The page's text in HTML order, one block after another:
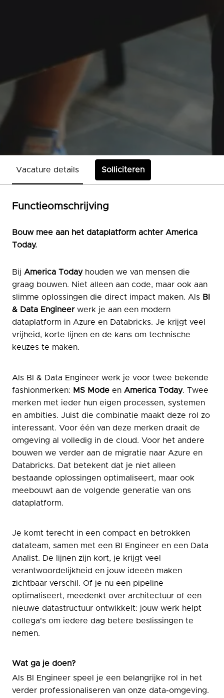
Vacature details Solliciteren
Functieomschrijving
Bouw mee aan het dataplatform achter America
Today.
Bij America Todayhouden we van mensen die
graag bouwen. Niet alleen aan code, maar ook aan
slimme oplossingen die direct impact maken. Als BI
& Data Engineerwerk je aan een modern
dataplatform in Azure en Databricks. Je krijgt veel
vrijheid, korte lijnen en de kans om technische
keuzes te maken.
Als BI & Data Engineer werk je voor twee bekende
fashionmerken: MS Mode en America Today. Twee
merken met ieder hun eigen processen, systemen
en ambities. Juist die combinatie maakt deze rol zo
interessant. Voor één van deze merken draait de
omgeving al volledig in de cloud. Voor het andere
bouwen we verder aan de migratie naar Azure en
Databricks. Dat betekent dat je niet alleen
bestaande oplossingen optimaliseert, maar ook
meebouwt aan de volgende generatie van ons
dataplatform.
Je komt terecht in een compact en betrokken
datateam, samen met een BI Engineer en een Data
Analist. De lijnen zijn kort, je krijgt veel
verantwoordelijkheid en jouw ideeën maken
zichtbaar verschil. Of je nu een pipeline
optimaliseert, meedenkt over architectuur of een
nieuwe datastructuur ontwikkelt: jouw werk helpt
collega's om iedere dag betere beslissingen te
nemen.
Wat ga je doen?
Als BI Engineer speel je een belangrijke rol in het
verder professionaliseren van onze data-omgeving.